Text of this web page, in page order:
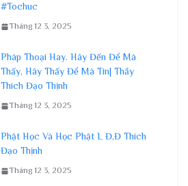
#Tochuc
Tháng 12 3, 2025
Pháp Thoại Hay. Hãy Đến Để Mà
Thấy, Hãy Thấy Để Mà Tin| Thầy
Thích Đạo Thịnh
Tháng 12 3, 2025
Phật Học Và Học Phật L Đ,Đ Thích
Đạo Thịnh
Tháng 12 3, 2025